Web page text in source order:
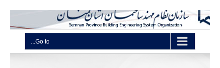
Go to...